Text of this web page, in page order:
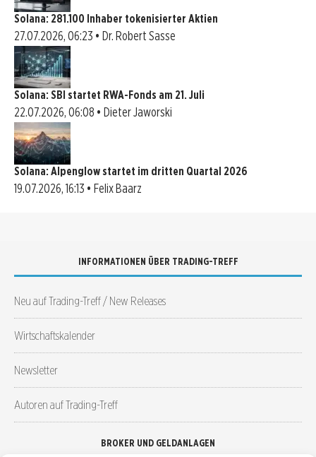
Solana: 281.100 Inhaber tokenisierter Aktien
27.07.2026, 06:23 • Dr. Robert Sasse
Solana: SBI startet RWA-Fonds am 21. Juli
22.07.2026, 06:08 • Dieter Jaworski
Solana: Alpenglow startet im dritten Quartal 2026
19.07.2026, 16:13 • Felix Baarz
INFORMATIONEN ÜBER TRADING-TREFF
Neu auf Trading-Treff / New Releases
Wirtschaftskalender
Newsletter
Autoren auf Trading-Treff
BROKER UND GELDANLAGEN